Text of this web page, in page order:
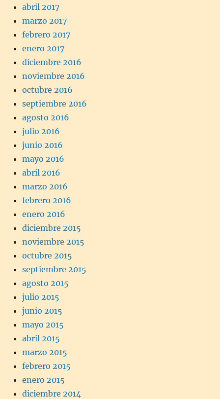
abril 2017
marzo 2017
febrero 2017
enero 2017
diciembre 2016
noviembre 2016
octubre 2016
septiembre 2016
agosto 2016
julio 2016
junio 2016
mayo 2016
abril 2016
marzo 2016
febrero 2016
enero 2016
diciembre 2015
noviembre 2015
octubre 2015
septiembre 2015
agosto 2015
julio 2015
junio 2015
mayo 2015
abril 2015
marzo 2015
febrero 2015
enero 2015
diciembre 2014